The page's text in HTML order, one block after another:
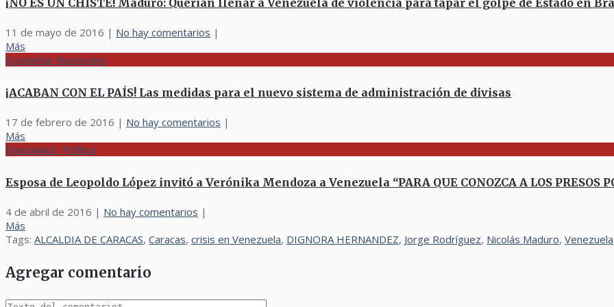
¡NO ES UN CHISTE! Maduro: Querían llenar a Venezuela de violencia para tapar el golpe de Estado en
11 de mayo de 2016 | No hay comentarios |
Más
Economía, Nacionales
¡ACABAN CON EL PAÍS! Las medidas para el nuevo sistema de administración de divisas
17 de febrero de 2016 | No hay comentarios |
Más
Nacionales, Política
Esposa de Leopoldo López invitó a Verónika Mendoza a Venezuela “PARA QUE CONOZCA A LOS PRESOS
4 de abril de 2016 | No hay comentarios |
Más
Tags: ALCALDIA DE CARACAS, Caracas, crisis en Venezuela, DIGNORA HERNANDEZ, Jorge Rodríguez, Nicolás Maduro, Venezuela
Agregar comentario